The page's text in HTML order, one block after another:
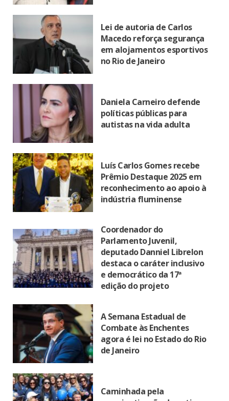
Lei de autoria de Carlos
Macedo reforça segurança
em alojamentos esportivos
no Rio de Janeiro
Daniela Carneiro defende
políticas públicas para
autistas na vida adulta
Luís Carlos Gomes recebe
Prêmio Destaque 2025 em
reconhecimento ao apoio à
indústria fluminense
Coordenador do
Parlamento Juvenil,
deputado Danniel Librelon
destaca o caráter inclusivo
e democrático da 17ª
edição do projeto
A Semana Estadual de
Combate às Enchentes
agora é lei no Estado do Rio
de Janeiro
Caminhada pela